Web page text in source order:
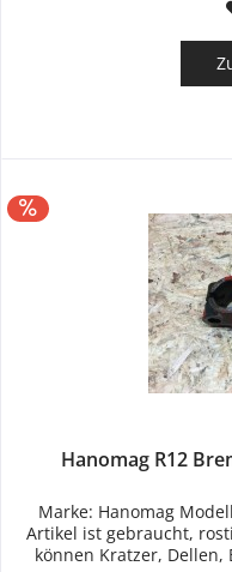
Hanomag R12
Marke: Hanomag
Artikel ist gebraucht,
können Kratzer,